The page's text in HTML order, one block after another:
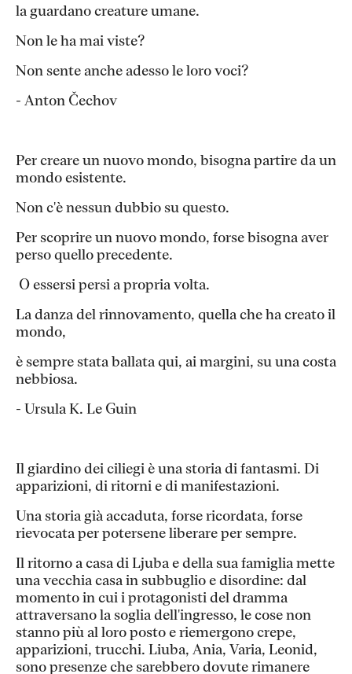
la guardano creature umane.
Non le ha mai viste?
Non sente anche adesso le loro voci?
- Anton Čechov
Per creare un nuovo mondo, bisogna partire da un
mondo esistente.
Non c'è nessun dubbio su questo.
Per scoprire un nuovo mondo, forse bisogna aver
perso quello precedente.
O essersi persi a propria volta.
La danza del rinnovamento, quella che ha creato il
mondo,
è sempre stata ballata qui, ai margini, su una costa
nebbiosa.
- Ursula K. Le Guin
Il giardino dei ciliegi è una storia di fantasmi. Di
apparizioni, di ritorni e di manifestazioni.
Una storia già accaduta, forse ricordata, forse
rievocata per potersene liberare per sempre.
Il ritorno a casa di Ljuba e della sua famiglia mette
una vecchia casa in subbuglio e disordine: dal
momento in cui i protagonisti del dramma
attraversano la soglia dell'ingresso, le cose non
stanno più al loro posto e riemergono crepe,
apparizioni, trucchi. Liuba, Ania, Varia, Leonid,
sono presenze che sarebbero dovute rimanere